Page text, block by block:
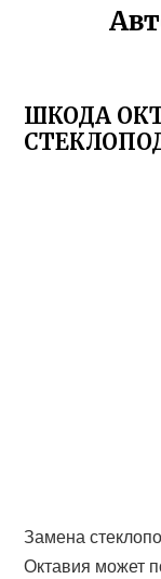
ШКОДА
Замена
Октавия может